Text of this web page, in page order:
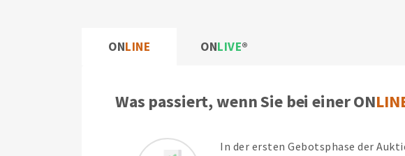
ONLINE ONLIVE
Was passiert, wenn Sie bei einer ON
In der ersten Gebotsphase der